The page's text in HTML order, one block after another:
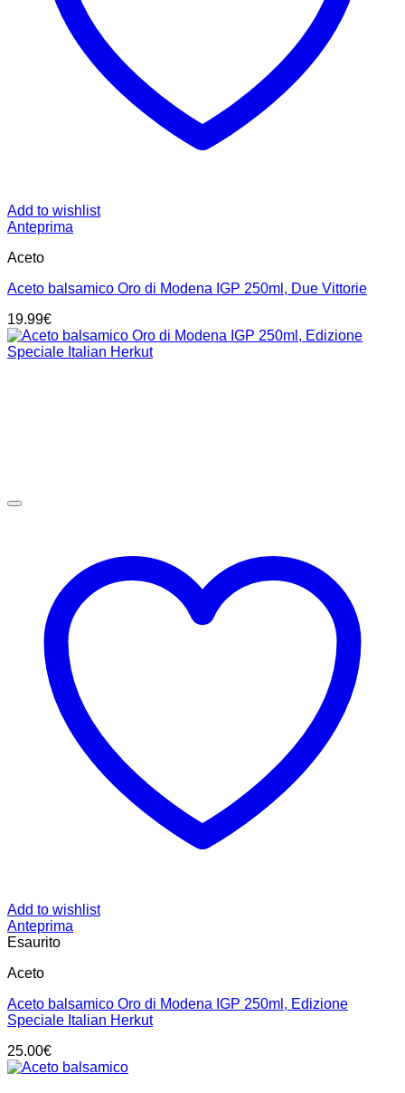
Add to wishlist
Anteprima
Aceto
Aceto balsamico Oro di Modena IGP 250ml, Due Vittorie
19.99€
Add to wishlist
Anteprima
Esaurito
Aceto
Aceto balsamico Oro di Modena IGP 250ml, Edizione
Speciale Italian Herkut
25.00€